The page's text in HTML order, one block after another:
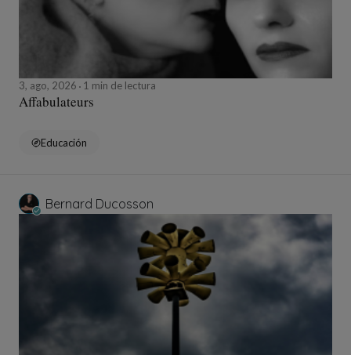
3, ago, 2026 1 min de lectura
Affabulateurs
Educación
Bernard Ducosson